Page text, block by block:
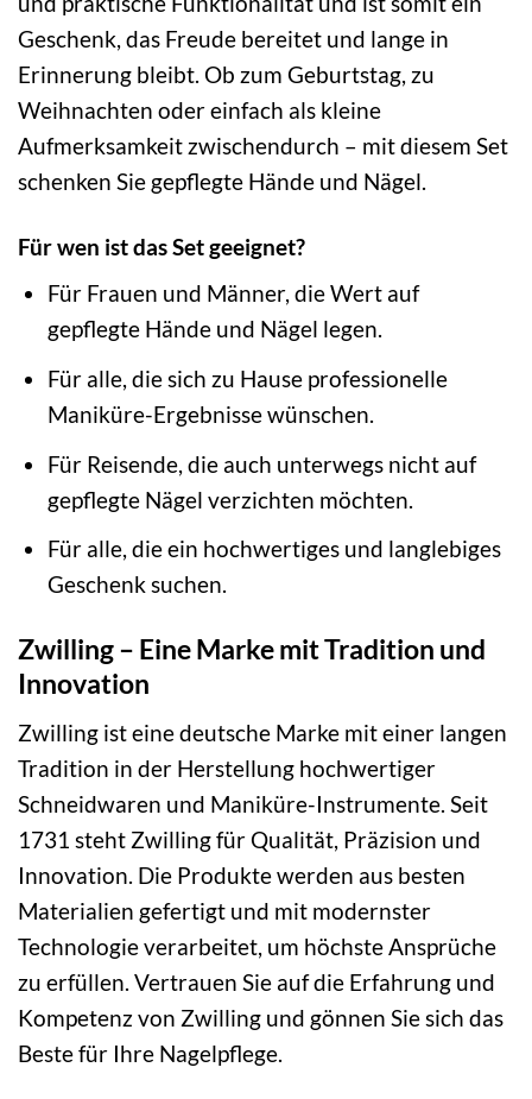
Geschenk, das Freude bereitet und lange in
Erinnerung bleibt. Ob zum Geburtstag, zu
Weihnachten oder einfach als kleine
Aufmerksamkeit zwischendurch – mit diesem Set
schenken Sie gepflegte Hände und Nägel.
Für wen ist das Set geeignet?
Für Frauen und Männer, die Wert auf
gepflegte Hände und Nägel legen.
Für alle, die sich zu Hause professionelle
Maniküre-Ergebnisse wünschen.
Für Reisende, die auch unterwegs nicht auf
gepflegte Nägel verzichten möchten.
Für alle, die ein hochwertiges und langlebiges
Geschenk suchen.
Zwilling – Eine Marke mit Tradition und
Innovation
Zwilling ist eine deutsche Marke mit einer langen
Tradition in der Herstellung hochwertiger
Schneidwaren und Maniküre-Instrumente. Seit
1731 steht Zwilling für Qualität, Präzision und
Innovation. Die Produkte werden aus besten
Materialien gefertigt und mit modernster
Technologie verarbeitet, um höchste Ansprüche
zu erfüllen. Vertrauen Sie auf die Erfahrung und
Kompetenz von Zwilling und gönnen Sie sich das
Beste für Ihre Nagelpflege.